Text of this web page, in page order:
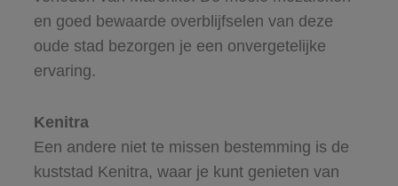
en goed bewaarde overblijfselen van deze
oude stad bezorgen je een onvergetelijke
ervaring.
Kenitra
Een andere niet te missen bestemming is de
kuststad Kenitra, waar je kunt genieten van